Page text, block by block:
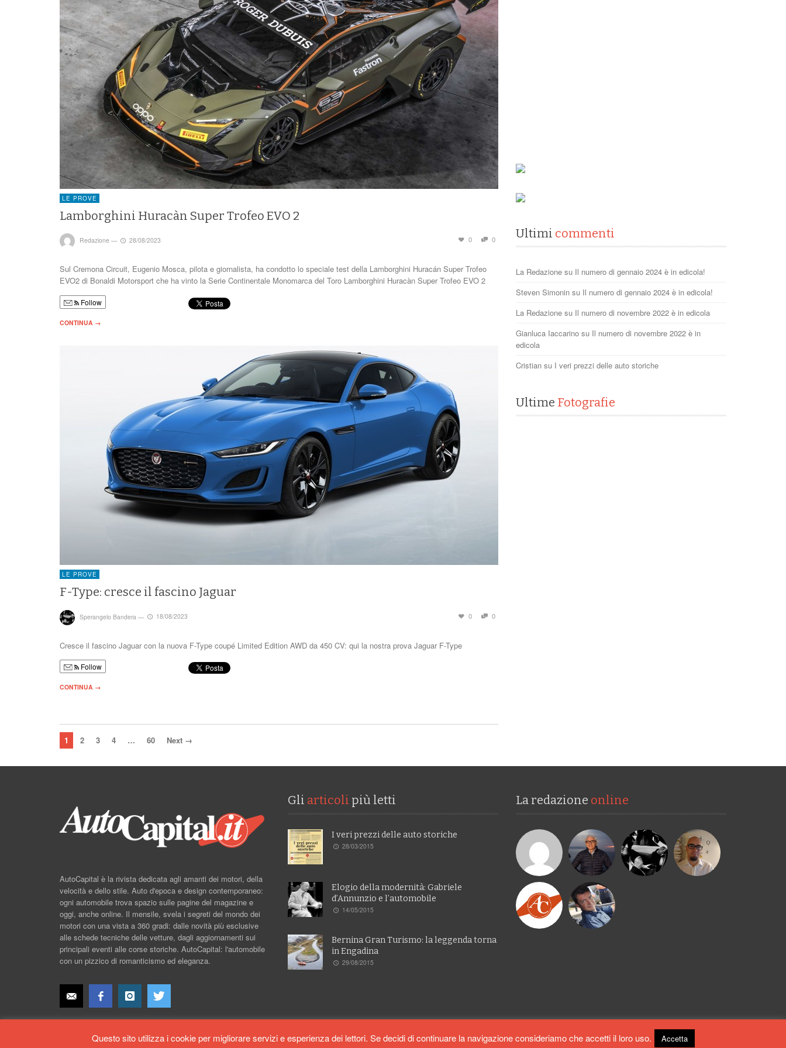
LE PROVE
Lamborghini Huracàn Super Trofeo EVO 2
Redazione — 28/08/2023 0 0
Sul Cremona Circuit, Eugenio Mosca, pilota e giornalista, ha condotto lo speciale test della Lamborghini Huracán Super Trofeo
EVO2 di Bonaldi Motorsport che ha vinto la Serie Continentale Monomarca del Toro Lamborghini Huracàn Super Trofeo EVO 2
Follow
CONTINUA →
LE PROVE
F-Type: cresce il fascino Jaguar
Sperangelo Bandera — 18/08/2023 0 0
Cresce il fascino Jaguar con la nuova F-Type coupé Limited Edition AWD da 450 CV: qui la nostra prova Jaguar F-Type
Follow
CONTINUA →
1 2 3 4 … 60 Next →
Ultimi commenti
La Redazione su Il numero di gennaio 2024 è in edicola!
Steven Simonin su Il numero di gennaio 2024 è in edicola!
La Redazione su Il numero di novembre 2022 è in edicola
Gianluca Iaccarino su Il numero di novembre 2022 è in
edicola
Cristian su I veri prezzi delle auto storiche
Ultime Fotografie
AutoCapital è la rivista dedicata agli amanti dei motori, della
velocità e dello stile. Auto d'epoca e design contemporaneo:
ogni automobile trova spazio sulle pagine del magazine e
oggi, anche online. Il mensile, svela i segreti del mondo dei
motori con una vista a 360 gradi: dalle novità più esclusive
alle schede tecniche delle vetture, dagli aggiornamenti sui
principali eventi alle corse storiche. AutoCapital: l'automobile
con un pizzico di romanticismo ed eleganza.
Gli articoli più letti
I veri prezzi delle auto storiche
28/03/2015
Elogio della modernità: Gabriele
d’Annunzio e l’automobile
14/05/2015
Bernina Gran Turismo: la leggenda torna
in Engadina
29/08/2015
La redazione online
Copyright AutoCapital©, All Rights Reserved.
Questo sito utilizza i cookie per migliorare servizi e esperienza dei lettori. Se decidi di continuare la navigazione consideriamo che accetti il loro uso. Accetta